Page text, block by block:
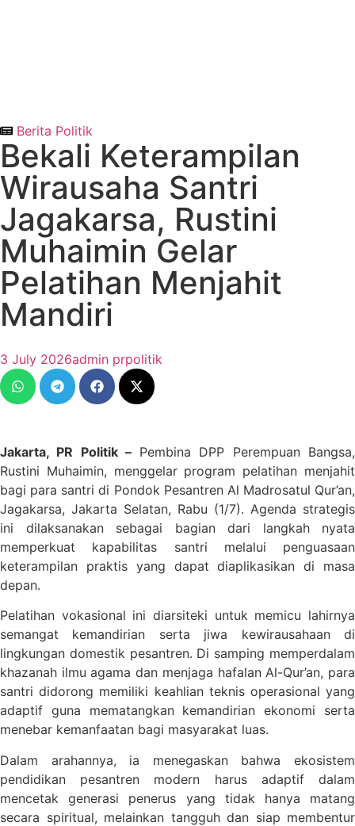
Berita Politik
Bekali Keterampilan
Wirausaha Santri
Jagakarsa, Rustini
Muhaimin Gelar
Pelatihan Menjahit
Mandiri
3 July 2026admin prpolitik
Jakarta, PR Politik – Pembina DPP Perempuan Bangsa,
Rustini Muhaimin, menggelar program pelatihan menjahit
bagi para santri di Pondok Pesantren Al Madrosatul Qur’an,
Jagakarsa, Jakarta Selatan, Rabu (1/7). Agenda strategis
ini dilaksanakan sebagai bagian dari langkah nyata
memperkuat kapabilitas santri melalui penguasaan
keterampilan praktis yang dapat diaplikasikan di masa
depan.
Pelatihan vokasional ini diarsiteki untuk memicu lahirnya
semangat kemandirian serta jiwa kewirausahaan di
lingkungan domestik pesantren. Di samping memperdalam
khazanah ilmu agama dan menjaga hafalan Al-Qur’an, para
santri didorong memiliki keahlian teknis operasional yang
adaptif guna mematangkan kemandirian ekonomi serta
menebar kemanfaatan bagi masyarakat luas.
Dalam arahannya, ia menegaskan bahwa ekosistem
pendidikan pesantren modern harus adaptif dalam
mencetak generasi penerus yang tidak hanya matang
secara spiritual, melainkan tangguh dan siap membentur